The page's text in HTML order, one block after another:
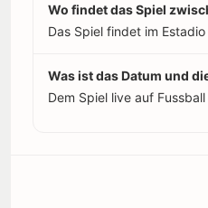
Wo findet das Spiel
Das Spiel findet im
Was ist das Datum und
Dem Spiel live auf